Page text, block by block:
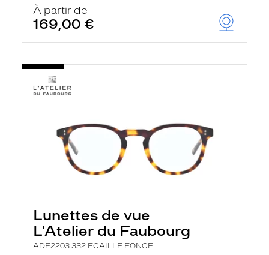
À partir de
169,00 €
Lunettes de vue
L'Atelier du Faubourg
ADF2203 332 ECAILLE FONCE